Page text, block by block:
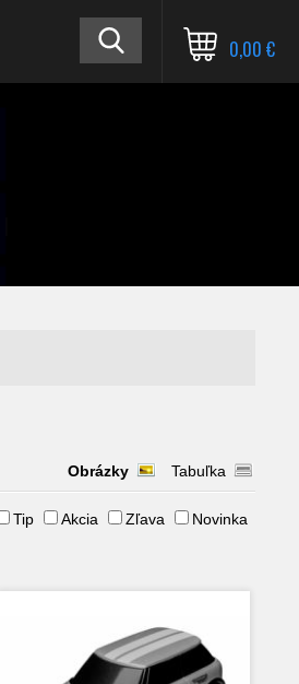
0,00 €
Obrázky Tabuľka
Tip Akcia Zľava Novinka